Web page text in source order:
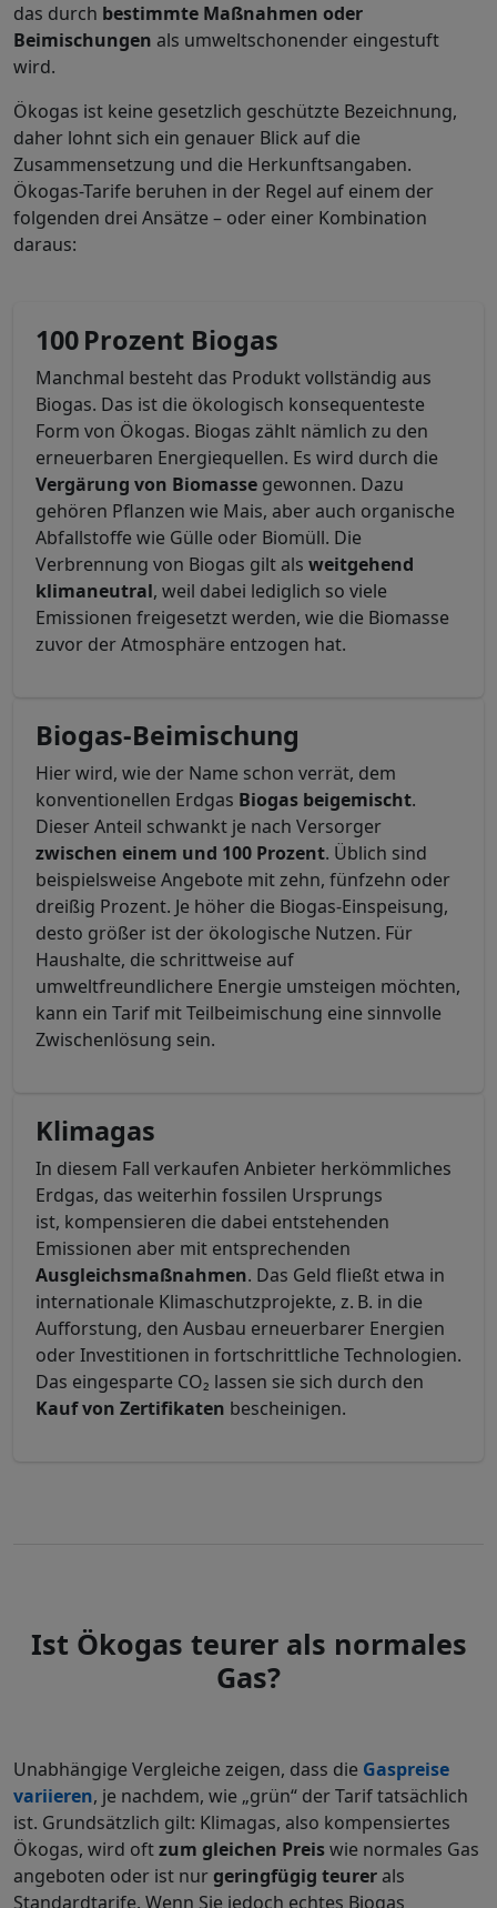
das durch bestimmte Maßnahmen oder
Beimischungen als umweltschonender eingestuft
wird.
Ökogas ist keine gesetzlich geschützte Bezeichnung,
daher lohnt sich ein genauer Blick auf die
Zusammensetzung und die Herkunftsangaben.
Ökogas-Tarife beruhen in der Regel auf einem der
folgenden drei Ansätze – oder einer Kombination
daraus:
100 Prozent Biogas
Manchmal besteht das Produkt vollständig aus
Biogas. Das ist die ökologisch konsequenteste
Form von Ökogas. Biogas zählt nämlich zu den
erneuerbaren Energiequellen. Es wird durch die
Vergärung von Biomasse gewonnen. Dazu
gehören Pflanzen wie Mais, aber auch organische
Abfallstoffe wie Gülle oder Biomüll. Die
Verbrennung von Biogas gilt als weitgehend
klimaneutral, weil dabei lediglich so viele
Emissionen freigesetzt werden, wie die Biomasse
zuvor der Atmosphäre entzogen hat.
Biogas-Beimischung
Hier wird, wie der Name schon verrät, dem
konventionellen Erdgas Biogas beigemischt.
Dieser Anteil schwankt je nach Versorger
zwischen einem und 100 Prozent. Üblich sind
beispielsweise Angebote mit zehn, fünfzehn oder
dreißig Prozent. Je höher die Biogas-Einspeisung,
desto größer ist der ökologische Nutzen. Für
Haushalte, die schrittweise auf
umweltfreundlichere Energie umsteigen möchten,
kann ein Tarif mit Teilbeimischung eine sinnvolle
Zwischenlösung sein.
Klimagas
In diesem Fall verkaufen Anbieter herkömmliches
Erdgas, das weiterhin fossilen Ursprungs
ist, kompensieren die dabei entstehenden
Emissionen aber mit entsprechenden
Ausgleichsmaßnahmen. Das Geld fließt etwa in
internationale Klimaschutzprojekte, z. B. in die
Aufforstung, den Ausbau erneuerbarer Energien
oder Investitionen in fortschrittliche Technologien.
Das eingesparte CO₂ lassen sie sich durch den
Kauf von Zertifikaten bescheinigen.
Ist Ökogas teurer als normales
Gas?
Unabhängige Vergleiche zeigen, dass die Gaspreise
variieren, je nachdem, wie „grün“ der Tarif tatsächlich
ist. Grundsätzlich gilt: Klimagas, also kompensiertes
Ökogas, wird oftzum gleichen Preiswie normales Gas
angeboten oder ist nurgeringfügig teurerals
Standardtarife. Wenn Sie jedoch echtes Biogas